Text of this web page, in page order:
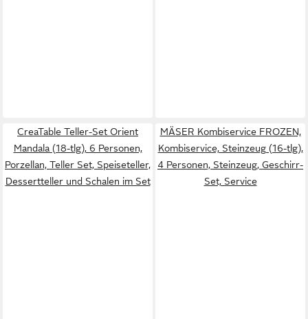
CreaTable Teller-Set Orient
Mandala (18-tlg), 6 Personen,
Porzellan, Teller Set, Speiseteller,
Dessertteller und Schalen im Set
MÄSER Kombiservice FROZEN,
Kombiservice, Steinzeug (16-tlg),
4 Personen, Steinzeug, Geschirr-
Set, Service